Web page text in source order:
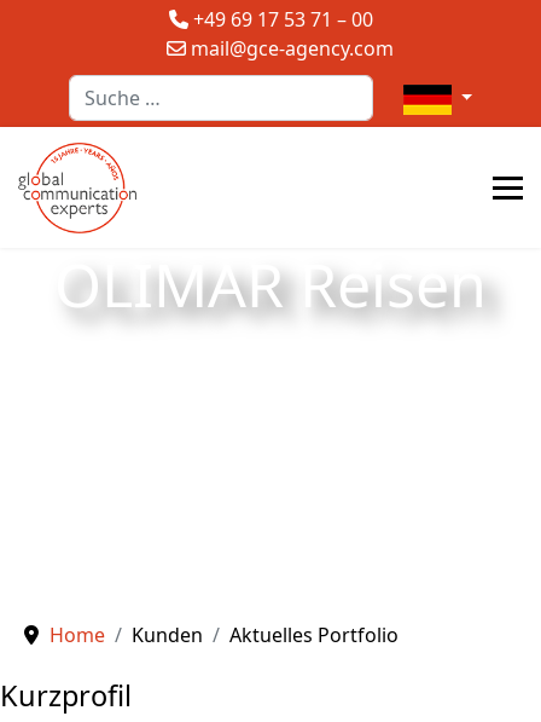
+49 69 17 53 71 – 00
mail@gce-agency.com
Suchen
Sprache
OLIMAR Reisen
Home Kunden Aktuelles Portfolio
Kurzprofil